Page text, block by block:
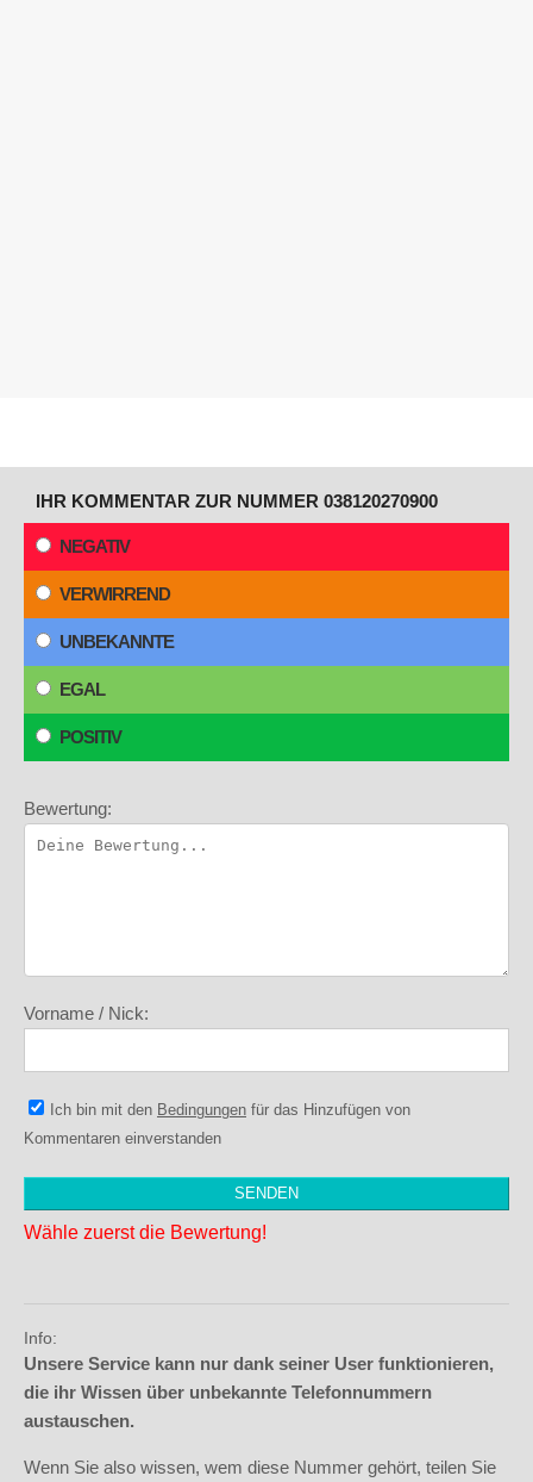
IHR KOMMENTAR ZUR NUMMER 038120270900
NEGATIV
VERWIRREND
UNBEKANNTE
EGAL
POSITIV
Bewertung:
Vorname / Nick:
Ich bin mit den Bedingungen für das Hinzufügen von
Kommentaren einverstanden
Wähle zuerst die Bewertung!
Info:
Unsere Service kann nur dank seiner User funktionieren,
die ihr Wissen über unbekannte Telefonnummern
austauschen.
Wenn Sie also wissen, wem diese Nummer gehört, teilen Sie